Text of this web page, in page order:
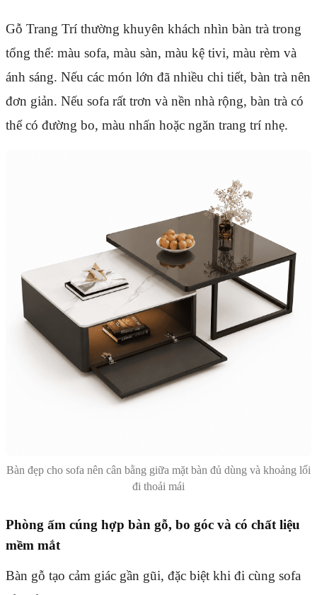
Gỗ Trang Trí thường khuyên khách nhìn bàn trà trong
tổng thể: màu sofa, màu sàn, màu kệ tivi, màu rèm và
ánh sáng. Nếu các món lớn đã nhiều chi tiết, bàn trà nên
đơn giản. Nếu sofa rất trơn và nền nhà rộng, bàn trà có
thể có đường bo, màu nhấn hoặc ngăn trang trí nhẹ.
Bàn đẹp cho sofa nên cân bằng giữa mặt bàn đủ dùng và khoảng lối
đi thoải mái
Phòng ấm cúng hợp bàn gỗ, bo góc và có chất liệu
mềm mắt
Bàn gỗ tạo cảm giác gần gũi, đặc biệt khi đi cùng sofa